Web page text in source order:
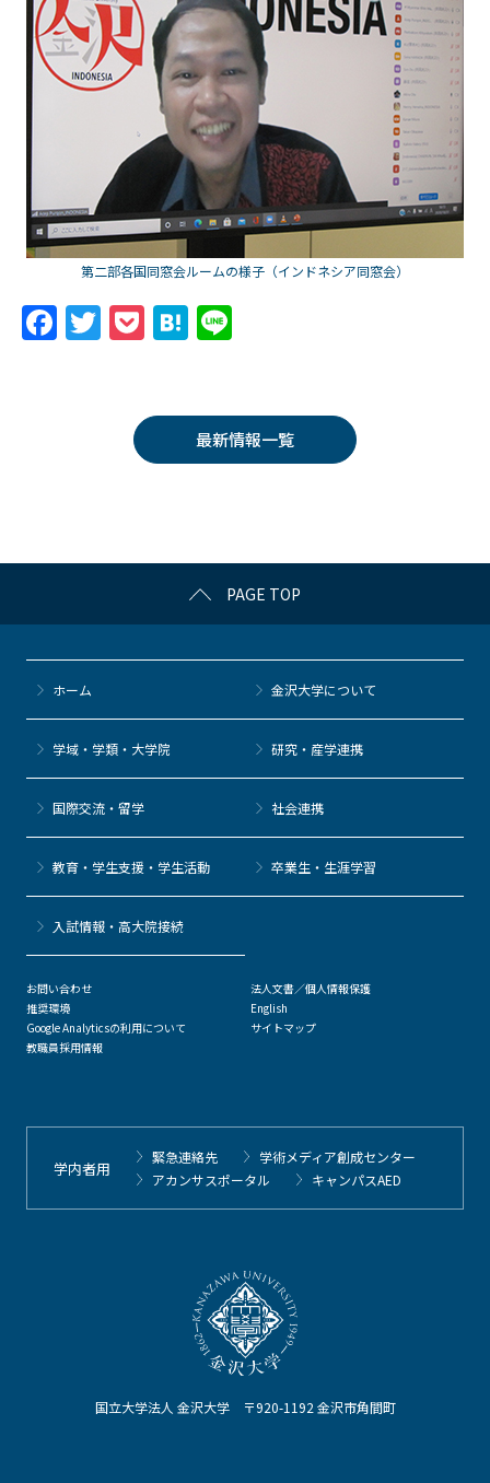
第二部各国同窓会ルームの様子（インドネシア同窓会）
F
k
T
er
P
k
et
H
n
a
最新情報一覧
PAGE TOP
国立大学法人 金沢大学 〒920-1192 金沢市角間町
ホーム 金沢大学について
学域・学類・大学院 研究・産学連携
国際交流・留学 社会連携
教育・学生支援・学生活動 卒業生・生涯学習
⼊試情報・高大院接続
お問い合わせ
推奨環境
Google Analyticsの利用について
教職員採用情報
法人文書／個人情報保護
English
サイトマップ
学内者用
緊急連絡先
学術メディア創成センター
アカンサスポータル
キャンパスAED